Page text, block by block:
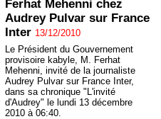
Ferhat Mehenni chez
Audrey Pulvar sur France
Inter 13/12/2010
Le Président du Gouvernement
provisoire kabyle, M. Ferhat
Mehenni, invité de la journaliste
Audrey Pulvar sur France Inter,
dans sa chronique "L'invité
d'Audrey" le lundi 13 décembre
2010 à 06:40.